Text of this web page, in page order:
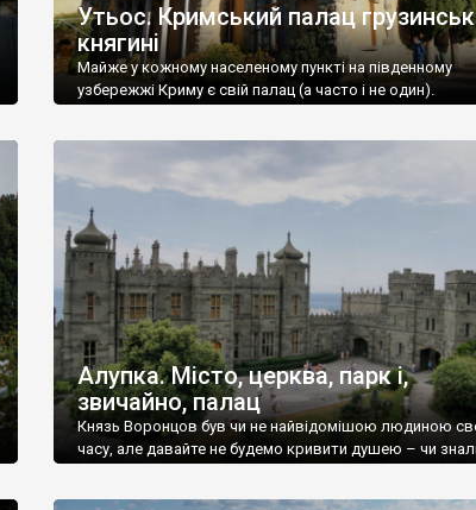
Утьос. Кримський палац
княгині
Майже у кожному населеному пункті на південному
узбережжі Криму є свій палац (а часто і не один).
Алупка. Місто, церква, парк і,
звичайно, палац
Князь Воронцов був чи не найвідомішою людиною
часу, але давайте не будемо кривити душею – чи